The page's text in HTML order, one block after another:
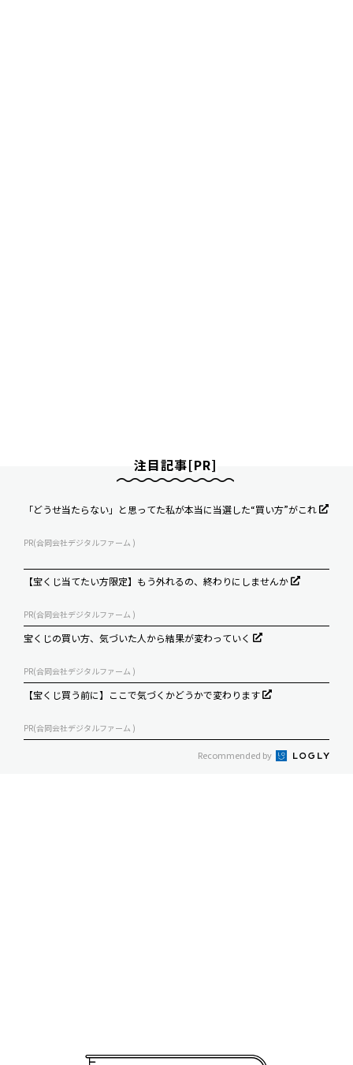
注目記事[PR]
「どうせ当たらない」と思ってた私が本当に当選した“買い方”がこれ
PR(合同会社デジタルファーム )
【宝くじ当てたい方限定】もう外れるの、終わりにしませんか
PR(合同会社デジタルファーム )
宝くじの買い方、気づいた人から結果が変わっていく
PR(合同会社デジタルファーム )
【宝くじ買う前に】ここで気づくかどうかで変わります
PR(合同会社デジタルファーム )
Recommended by